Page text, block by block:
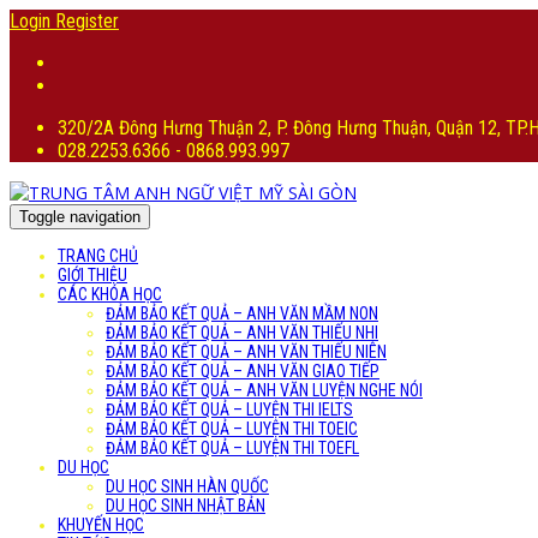
Login Register
320/2A Đông Hưng Thuận 2, P. Đông Hưng Thuận, Quận 12,
028.2253.6366 - 0868.993.997
Toggle navigation
TRANG CHỦ
GIỚI THIỆU
CÁC KHÓA HỌC
ĐẢM BẢO KẾT QUẢ – ANH VĂN MẦM NON
ĐẢM BẢO KẾT QUẢ – ANH VĂN THIẾU NHI
ĐẢM BẢO KẾT QUẢ – ANH VĂN THIẾU NIÊN
ĐẢM BẢO KẾT QUẢ – ANH VĂN GIAO TIẾP
ĐẢM BẢO KẾT QUẢ – ANH VĂN LUYỆN NGHE NÓI
ĐẢM BẢO KẾT QUẢ – LUYỆN THI IELTS
ĐẢM BẢO KẾT QUẢ – LUYỆN THI TOEIC
ĐẢM BẢO KẾT QUẢ – LUYỆN THI TOEFL
DU HỌC
DU HỌC SINH HÀN QUỐC
DU HỌC SINH NHẬT BẢN
KHUYẾN HỌC